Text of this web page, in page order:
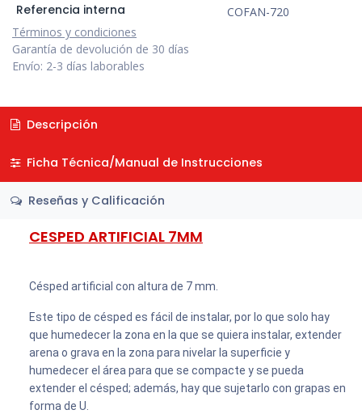
Referencia interna
COFAN-720
Términos y condiciones
Garantía de devolución de 30 días
Envío: 2-3 días laborables
Descripción
Ficha Técnica/Manual de Instrucciones
Reseñas y Calificación
CESPED ARTIFICIAL 7MM
Césped artificial con altura de 7 mm.
Este tipo de césped es fácil de instalar, por lo que solo hay
que humedecer la zona en la que se quiera instalar, extender
arena o grava en la zona para nivelar la superficie y
humedecer el área para que se compacte y se pueda
extender el césped; además, hay que sujetarlo con grapas en
forma de U.